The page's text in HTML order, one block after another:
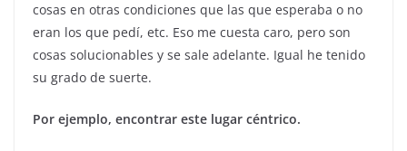
cosas en otras condiciones que las que esperaba o no
eran los que pedí, etc. Eso me cuesta caro, pero son
cosas solucionables y se sale adelante. Igual he tenido
su grado de suerte.
Por ejemplo, encontrar este lugar céntrico.